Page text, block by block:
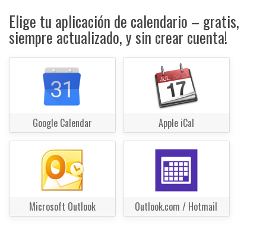
Elige tu aplicación de calendario – gratis,
siempre actualizado, y sin crear cuenta!
Google Calendar Apple iCal
Microsoft Outlook Outlook.com / Hotmail